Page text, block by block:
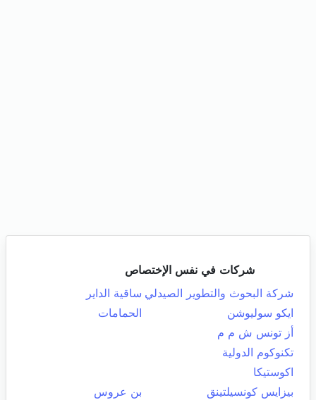
شركات في نفس الإختصاص
شركة البحوث والتطوير الصيدلي ساقية الداير
ايكو سوليوشن
الحمامات
أز تونس ش م م
تكنوكوم الدولية
اكوستيكا
بيزايس كونسيلتينق
بن عروس